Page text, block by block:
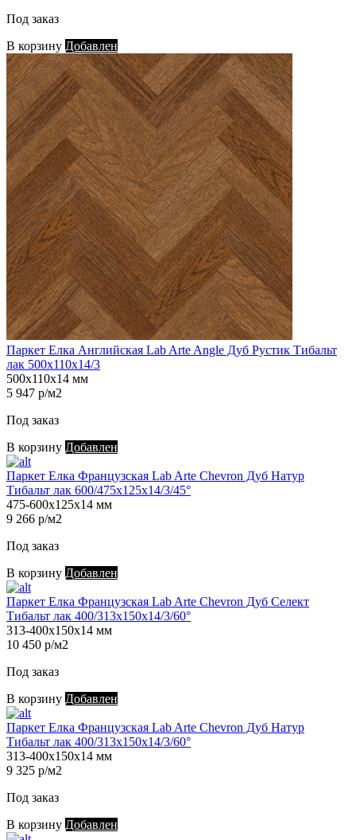
Под заказ
В корзину Добавлен
Паркет Елка Английская Lab Arte Angle Дуб Рустик Тибальт
лак 500х110х14/3
500х110х14 мм
5 947 р/м2
Под заказ
В корзину Добавлен
Паркет Елка Французская Lab Arte Chevron Дуб Натур
Тибальт лак 600/475х125х14/3/45°
475-600х125х14 мм
9 266 р/м2
Под заказ
В корзину Добавлен
Паркет Елка Французская Lab Arte Chevron Дуб Селект
Тибальт лак 400/313х150х14/3/60°
313-400х150х14 мм
10 450 р/м2
Под заказ
В корзину Добавлен
Паркет Елка Французская Lab Arte Chevron Дуб Натур
Тибальт лак 400/313х150х14/3/60°
313-400х150х14 мм
9 325 р/м2
Под заказ
В корзину Добавлен